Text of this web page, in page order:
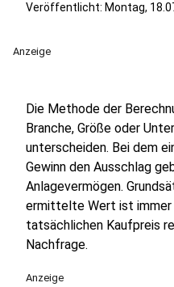
Veröffentlicht: Montag,
Anzeige
Die Methode der
Branche, Größe oder
unterscheiden. Bei dem
Gewinn den Ausschlag
Anlagevermögen.
ermittelte Wert ist immer
tatsächlichen Kaufpreis
Nachfrage.
Anzeige